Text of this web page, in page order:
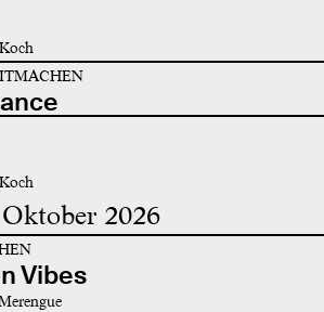
Oktober 2026
Vibes